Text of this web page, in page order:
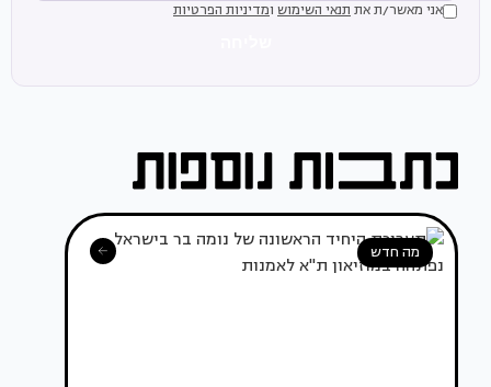
אני מאשר/ת את תנאי השימוש ומדיניות הפרטיות
מה חדש